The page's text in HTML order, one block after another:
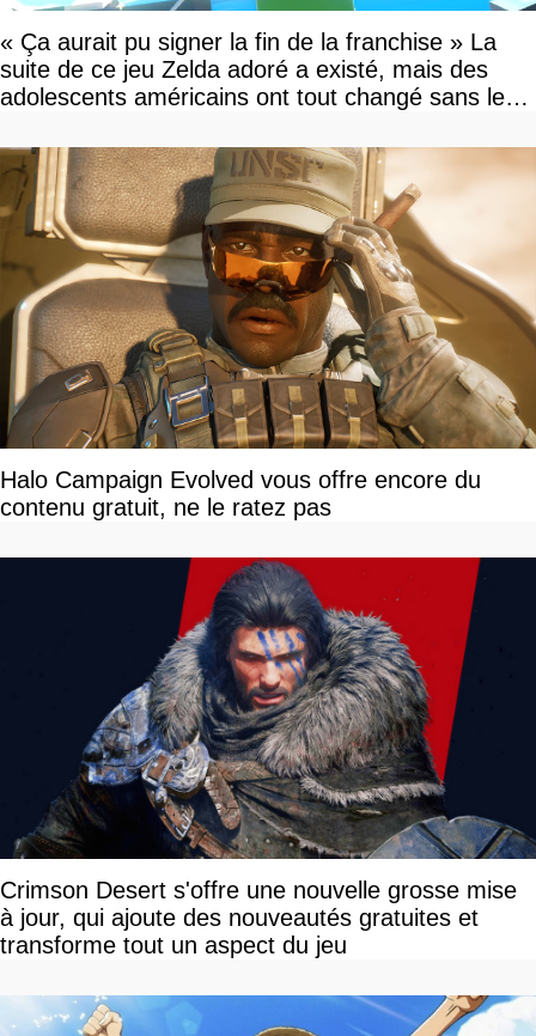
« Ça aurait pu signer la fin de la franchise » La
suite de ce jeu Zelda adoré a existé, mais des
adolescents américains ont tout changé sans le
Halo Campaign Evolved vous offre encore du
contenu gratuit, ne le ratez pas
Crimson Desert s'offre une nouvelle grosse mise
à jour, qui ajoute des nouveautés gratuites et
transforme tout un aspect du jeu